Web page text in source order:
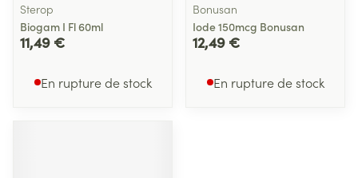
Sterop
Biogam I Fl 60ml
11,49 €
En rupture de stock
Bonusan
Iode 150mcg Bonusan
12,49 €
En rupture de stock